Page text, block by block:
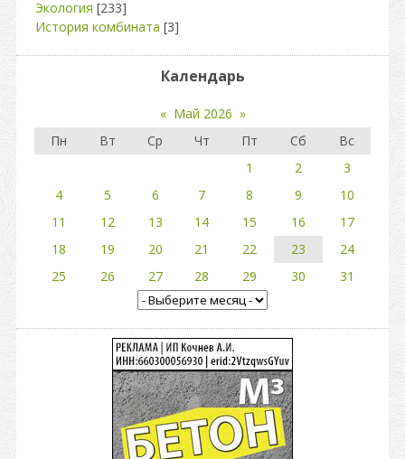
Экология [233]
История комбината [3]
Календарь
« Май 2026 »
Пн
Вт Ср Чт Пт Сб
Вс
1
2
3
4
5 6 7 8 9
10
11
12 13 14 15 16
17
18
19 20 21 22 23
24
25
26 27 28 29 30 31